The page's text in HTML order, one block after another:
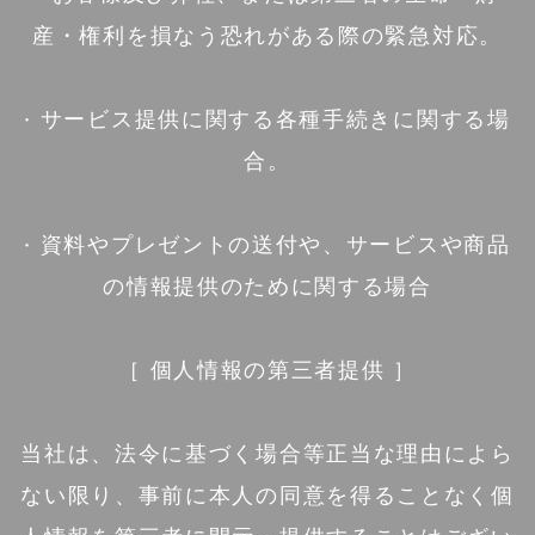
産・権利を損なう恐れがある際の緊急対応。
· サービス提供に関する各種手続きに関する場
合。
· 資料やプレゼントの送付や、サービスや商品
の情報提供のために関する場合
［ 個人情報の第三者提供 ］
当社は、法令に基づく場合等正当な理由によら
ない限り、事前に本人の同意を得ることなく個